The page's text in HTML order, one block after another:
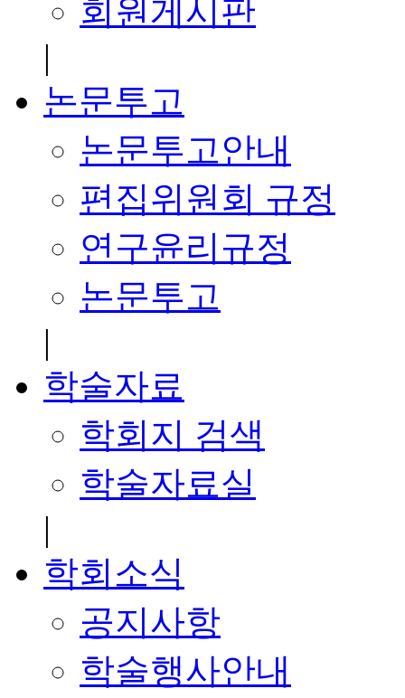
회원게시판
|
논문투고
논문투고안내
편집위원회 규정
연구윤리규정
논문투고
|
학술자료
학회지 검색
학술자료실
|
학회소식
공지사항
학술행사안내